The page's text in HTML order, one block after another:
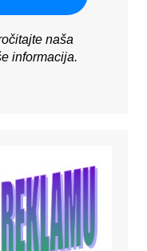
naša
informacija.